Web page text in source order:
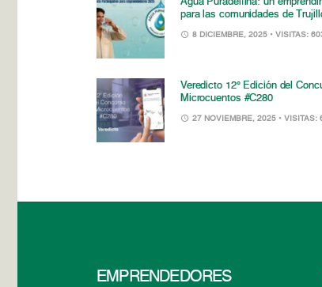
para las comunidades de
8 DICIEMBRE, 2025 • VISITAS:
Veredicto 12° Edición del
Microcuentos #C280
27 NOVIEMBRE, 2025 • VISITAS:
EMPRENDEDORES